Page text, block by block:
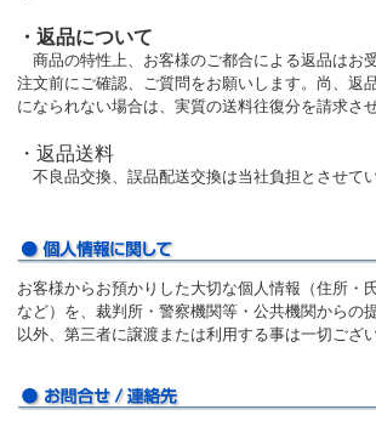
・返品について
商品の特性上、お客様のご都合による返品はお
注文前にご確認、ご質問をお願いします。尚、返
になられない場合は、実質の送料往復分を請求さ
・返品送料
不良品交換、誤品配送交換は当社負担とさせてい
お客様からお預かりした大切な個人情報（住所・
など）を、裁判所・警察機関等・公共機関からの
以外、第三者に譲渡または利用する事は一切ござい